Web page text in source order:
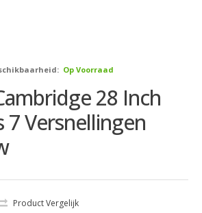
Op Voorraad
28 Inch
7 Versnellingen
Product Vergelijk